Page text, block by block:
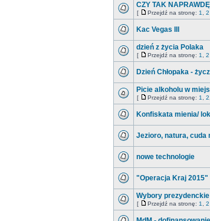
CZY TAK
[ Przejdź na stronę: 1 2
Kac Vegas III
dzień z życia Polaka
[ Przejdź na stronę: 1 2
Dzień Chłopaka -
Picie alkoholu w
[ Przejdź na stronę: 1 2
Konfiskata mienia/
Jezioro, natura, cuda
nowe technologie
"Operacja Kraj 2015"
Wybory
[ Przejdź na stronę: 1 2